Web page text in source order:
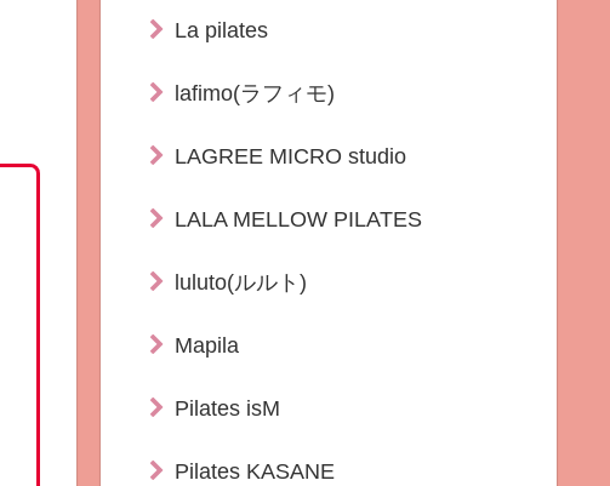
La pilates
lafimo(ラフィモ)
LAGREE MICRO studio
LALA MELLOW PILATES
luluto(ルルト)
Mapila
Pilates isM
Pilates KASANE